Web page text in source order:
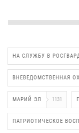
НА СЛУЖБУ В
ВНЕВЕДОМСТВЕННАЯ
МАРИЙ ЭЛ 1131
ПАТРИОТИЧЕСКОЕ